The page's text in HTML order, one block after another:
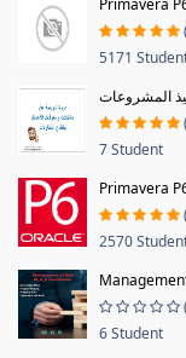
5171
7 Student
Primavera
2570
6 Student